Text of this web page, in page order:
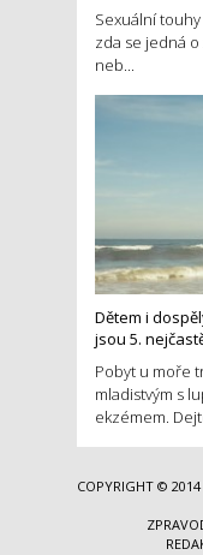
Sexuální
zda se jedná
neb...
Dětem i
jsou 5.
Pobyt u moře
mladistvým s
ekzémem.
COPYRIGHT © 2014